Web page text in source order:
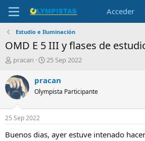
Acceder
Estudio e Iluminación
OMD E 5 III y flases de
I
i
c
i
a
d
o
r
pracan
F
c
a
i
n
25 Sep 2022
pracan
Olympista Participante
25 Sep 2022
Buenos dias, ayer estuve intenado